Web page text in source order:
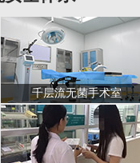
千层流无菌手术室